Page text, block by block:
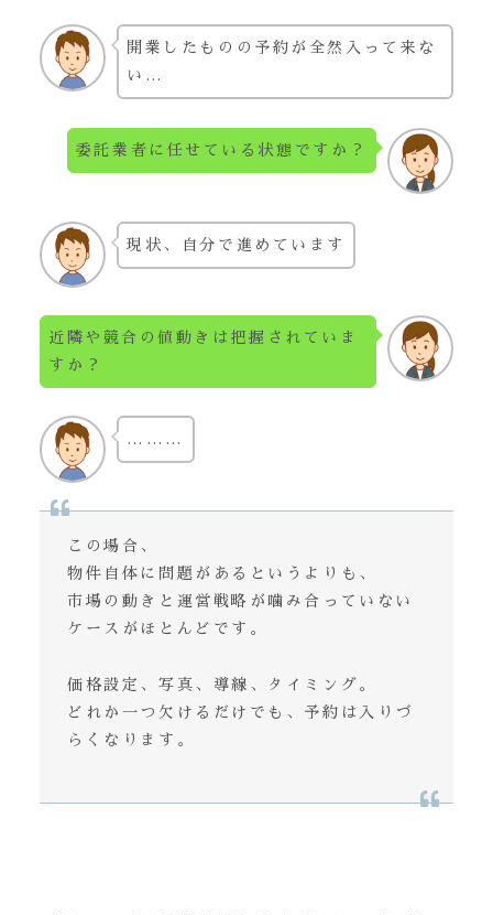
開業したものの予約が全然入って来な
い…
委託業者に任せている状態ですか？
現状、自分で進めています
近隣や競合の値動きは把握されていま
すか？
………
この場合、
物件自体に問題があるというよりも、
市場の動きと運営戦略が噛み合っていない
ケースがほとんどです。
価格設定、写真、導線、タイミング。
どれか一つ欠けるだけでも、予約は入りづ
らくなります。